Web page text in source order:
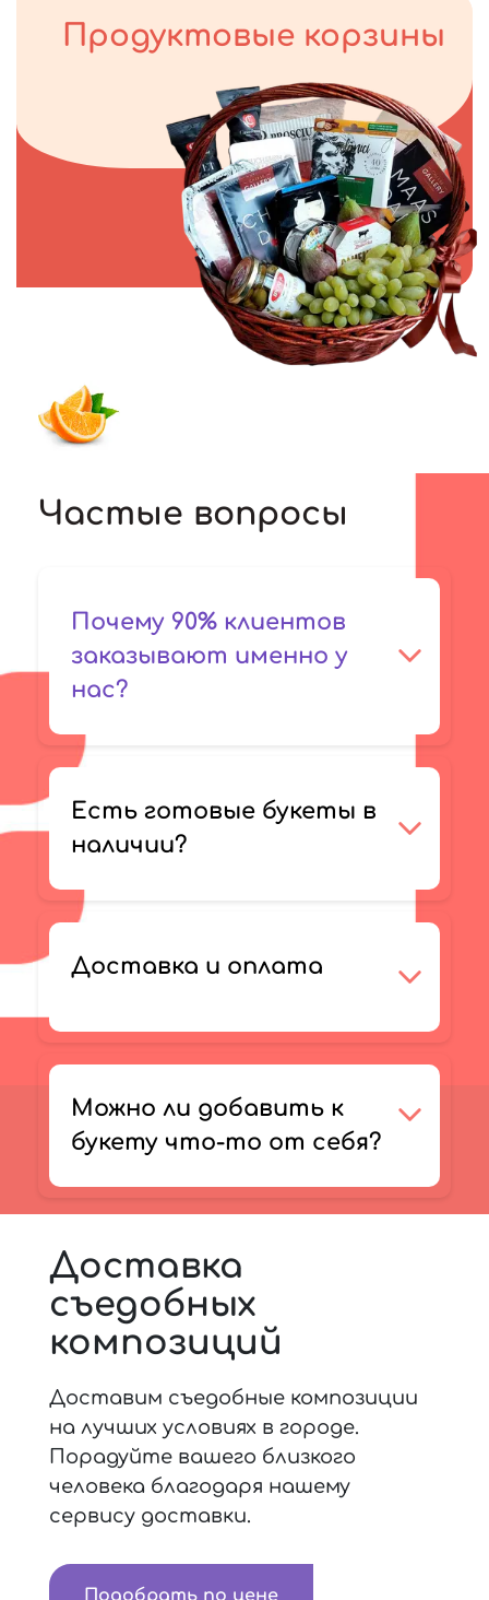
Продуктовые корзины
Частые вопросы
Почему 90% клиентов
заказывают именно у
нас?
Есть готовые букеты в
наличии?
Доставка и оплата
Можно ли добавить к
букету что-то от себя?
Доставка
съедобных
композиций
Доставим съедобные композиции
на лучших условиях в городе.
Порадуйте вашего близкого
человека благодаря нашему
сервису доставки.
Подобрать по цене